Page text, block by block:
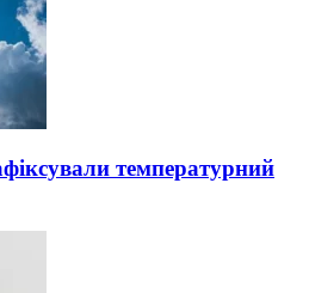
температурний